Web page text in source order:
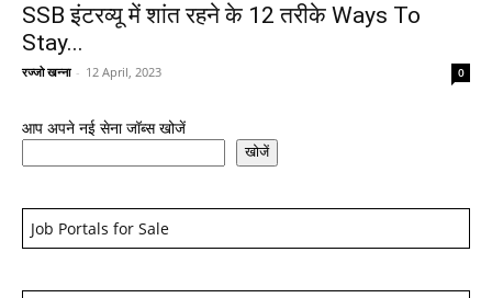
SSB इंटरव्यू में शांत रहने के 12 तरीके Ways To
Stay...
रज्जो खन्ना - 12 April, 2023 0
आप अपने नई सेना जॉब्स खोजें
खोजें
Job Portals for Sale